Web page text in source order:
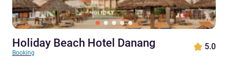
Holiday Beach Hotel Danang
Booking
5.0